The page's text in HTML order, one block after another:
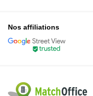
Nos affiliations